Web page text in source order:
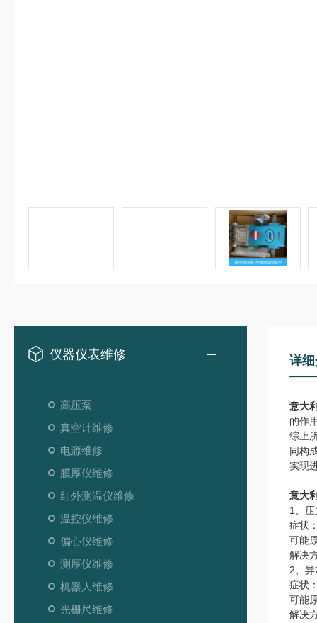
仪器仪表维修
高压泵
真空计维修
电源维修
膜厚仪维修
红外测温仪维修
温控仪维修
偏心仪维修
测厚仪维修
机器人维修
光栅尺维修
详
意大
的作
综上
同构
实现
意大
1、
症状
可能
解决
2、
症状
可能
解决